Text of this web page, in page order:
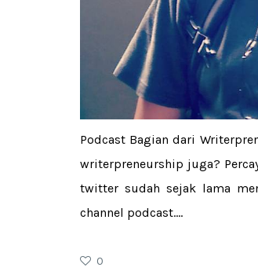
Podcast Bagian dari
writerpreneurship juga?
twitter sudah sejak lama
channel podcast....
0